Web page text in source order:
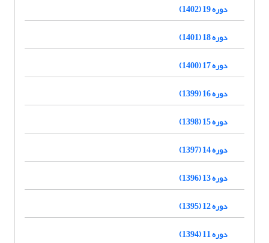
دوره 19 (1402)
دوره 18 (1401)
دوره 17 (1400)
دوره 16 (1399)
دوره 15 (1398)
دوره 14 (1397)
دوره 13 (1396)
دوره 12 (1395)
دوره 11 (1394)